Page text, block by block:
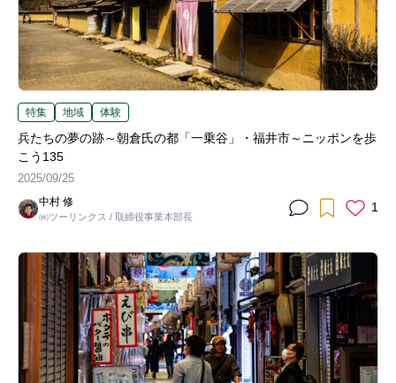
特集 地域 体験
兵たちの夢の跡～朝倉氏の都「一乗谷」・福井市～ニッポンを歩
こう135
2025/09/25
中村 修
㈱ツーリンクス / 取締役事業本部長
1